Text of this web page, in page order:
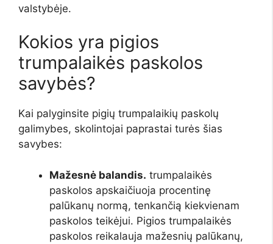
valstybėje.
Kokios yra pigios
trumpalaikės paskolos
savybės?
Kai palyginsite pigių trumpalaikių paskolų
galimybes, skolintojai paprastai turės šias
savybes:
Mažesnė balandis. trumpalaikės
paskolos apskaičiuoja procentinę
palūkanų normą, tenkančią kiekvienam
paskolos teikėjui. Pigios trumpalaikės
paskolos reikalauja mažesnių palūkanų,